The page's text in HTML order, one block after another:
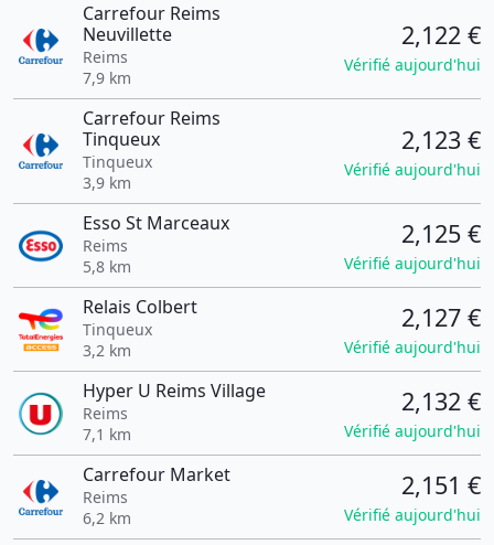
Carrefour Reims
Neuvillette
Reims
7,9 km
2,122 €
Vérifié aujourd'hui
Carrefour Reims
Tinqueux
Tinqueux
3,9 km
2,123 €
Vérifié aujourd'hui
Esso St Marceaux
Reims
5,8 km
2,125 €
Vérifié aujourd'hui
Relais Colbert
Tinqueux
3,2 km
2,127 €
Vérifié aujourd'hui
Hyper U Reims Village
Reims
7,1 km
2,132 €
Vérifié aujourd'hui
Carrefour Market
Reims
6,2 km
2,151 €
Vérifié aujourd'hui